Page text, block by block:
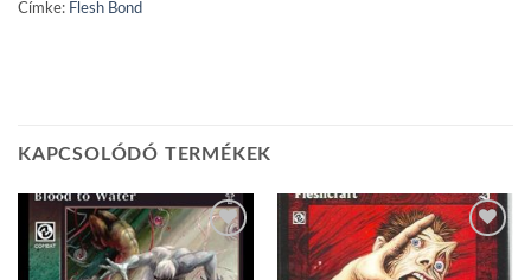
Címke: Flesh Bond
KAPCSOLÓDÓ TERMÉKEK
Add to
wishlist
Add to
wishlist